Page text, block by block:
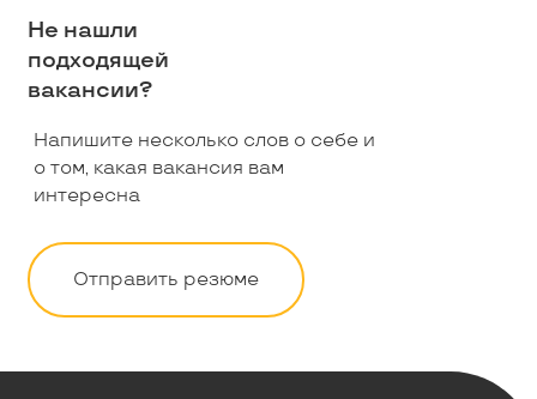
Не нашли
подходящей
вакансии?
Напишите несколько слов о себе и
о том, какая вакансия вам
интересна
Отправить резюме